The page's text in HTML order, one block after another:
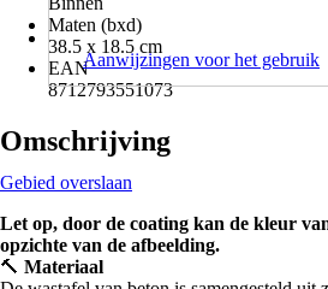
Maten (bxd)
38.5 x 18.5 cm
EAN
8712793551073
Aanwijzingen voor het gebruik
Omschrijving
Gebied overslaan
Let op, door de coating kan de kleur
opzichte van de afbeelding.
🔨 Materiaal